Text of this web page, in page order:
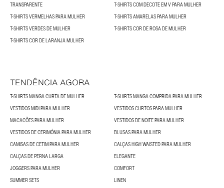
TRANSPARENTE
T-SHIRTS COM DECOTE EM V PARA MULHER
T-SHIRTS VERMELHAS PARA MULHER
T-SHIRTS AMARELAS PARA MULHER
T-SHIRTS VERDES DE MULHER
T-SHIRTS COR DE ROSA DE MULHER
T-SHIRTS COR DE LARANJA MULHER
TENDÊNCIA AGORA
T-SHIRTS MANGA CURTA DE MULHER
T-SHIRTS MANGA COMPRIDA PARA MULHER
VESTIDOS MIDI PARA MULHER
VESTIDOS CURTOS PARA MULHER
MACACÕES PARA MULHER
VESTIDOS DE NOITE PARA MULHER
VESTIDOS DE CERIMÓNIA PARA MULHER
BLUSAS PARA MULHER
CAMISAS DE CETIM PARA MULHER
CALÇAS HIGH WAISTED PARA MULHER
CALÇAS DE PERNA LARGA
ELEGANTE
JOGGERS PARA MULHER
COMFORT
SUMMER SETS
LINEN